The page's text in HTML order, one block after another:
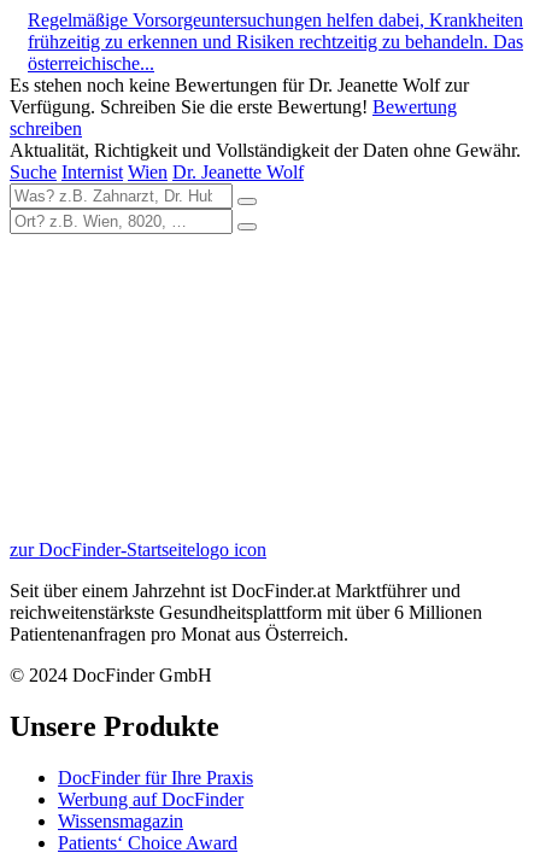
Regelmäßige Vorsorgeuntersuchungen helfen dabei, Krankheiten
frühzeitig zu erkennen und Risiken rechtzeitig zu behandeln. Das
österreichische...
Es stehen noch keine Bewertungen für Dr. Jeanette Wolf zur
Verfügung. Schreiben Sie die erste Bewertung! Bewertung
schreiben
Aktualität, Richtigkeit und Vollständigkeit der Daten ohne Gewähr.
Suche Internist Wien Dr. Jeanette Wolf
zur DocFinder-Startseitelogo icon
Seit über einem Jahrzehnt ist DocFinder.at Marktführer und
reichweitenstärkste Gesundheitsplattform mit über 6 Millionen
Patientenanfragen pro Monat aus Österreich.
© 2024 DocFinder GmbH
Unsere Produkte
DocFinder für Ihre Praxis
Werbung auf DocFinder
Wissensmagazin
Patients‘ Choice Award